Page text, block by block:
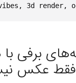
3d render,
برفی
فقط عکس